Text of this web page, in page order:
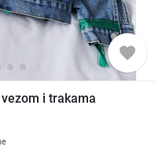
favorite
i trakama